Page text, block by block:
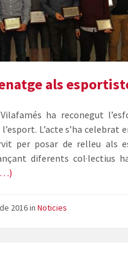
grup
de
Gala
De
als
Vilafamés ha reconegut
L’acte s’ha celebrat
per posar de relleu als
diferents col·lectius
2016inNoticies